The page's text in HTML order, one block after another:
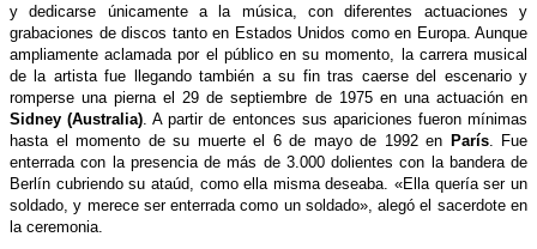
y dedicarse únicamente a la música, con diferentes actuaciones y
grabaciones de discos tanto en Estados Unidos como en Europa. Aunque
ampliamente aclamada por el público en su momento, la carrera musical
de la artista fue llegando también a su fin tras caerse del escenario y
romperse una pierna el 29 de septiembre de 1975 en una actuación en
Sidney (Australia) . A partir de entonces sus apariciones fueron mínimas
hasta el momento de su muerte el 6 de mayo de 1992 en París. Fue
enterrada con la presencia de más de 3.000 dolientes con la bandera de
Berlín cubriendo su ataúd, como ella misma deseaba. «Ella quería ser un
soldado, y merece ser enterrada como un soldado», alegó el sacerdote en
la ceremonia.